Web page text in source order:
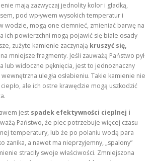
mają zazwyczaj jednolity kolor i gładką,
pod wpływem wysokich temperatur i
wodzie, mogą one ciemnieć, zmieniać barwę na
ich powierzchni mogą pojawić się białe osady
zużyte kamienie zaczynają kruszyć się,
na mniejsze fragmenty. Jeśli zauważą Państwo pył
lub widoczne pęknięcia, jest to jednoznaczny
wewnętrzna uległa osłabieniu. Takie kamienie nie
ale ich ostre krawędzie mogą uszkodzić
jest spadek efektywności cieplnej i
Państwo, że piec potrzebuje więcej czasu
temperatury, lub że po polaniu wodą para
zanika, a nawet ma nieprzyjemny, „spalony”
straciły swoje właściwości. Zmniejszona